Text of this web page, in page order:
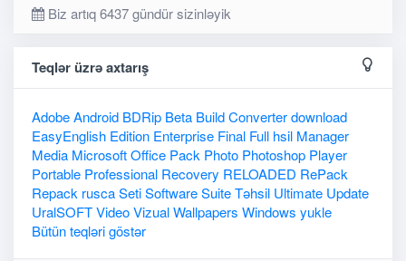
Biz artıq 6437 gündür sizinləyik
Teqlər üzrə axtarış
AdobeAndroid BDRip Beta BuildConverterdownload
EasyEnglish Edition Enterprise Final Full hsil Manager
Media MicrosoftOffice Pack Photo Photoshop Player
Portable Professional Recovery RELOADED RePack
Repack ruscaSetiSoftwareSuiteTəhsil Ultimate Update
UralSOFTVideoVizualWallpapers Windows yukle
Bütün teqləri göstər